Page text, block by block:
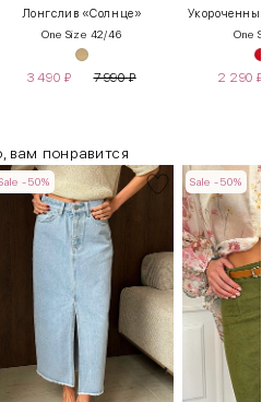
Лонгслив «Солнце»
One Size 42/46
3 490 ₽ 7 990₽
Укороченный
One
2 290 ₽
вам понравится
-50% Sale -50%